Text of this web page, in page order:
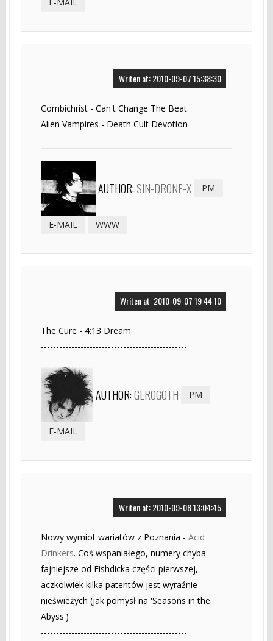
Writen at: 2010-09-07 15:38:30
Combichrist - Can't Change The Beat
Alien Vampires - Death Cult Devotion
------------------------------------------------
AUTHOR:SIN-DRONE-X PM
E-MAIL WWW
Writen at: 2010-09-07 19:44:10
The Cure - 4:13 Dream
------------------------------------------------
AUTHOR:GEROGOTH PM
E-MAIL
Writen at: 2010-09-08 13:04:45
Nowy wymiot wariatów z Poznania - Acid
Drinkers. Coś wspaniałego, numery chyba
fajniejsze od Fishdicka części pierwszej,
aczkolwiek kilka patentów jest wyraźnie
nieświeżych (jak pomysł na 'Seasons in the
Abyss')
------------------------------------------------